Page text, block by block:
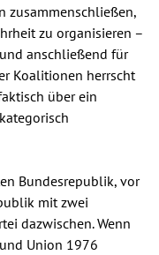
zusammenschließen,
zu organisieren –
anschließend für
Koalitionen herrscht
über ein
Bundesrepublik, vor
mit zwei
dazwischen. Wenn
Union 1976